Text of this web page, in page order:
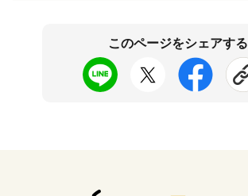
このページをシェアする